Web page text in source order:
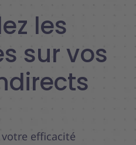
les
sur vos
efficacité